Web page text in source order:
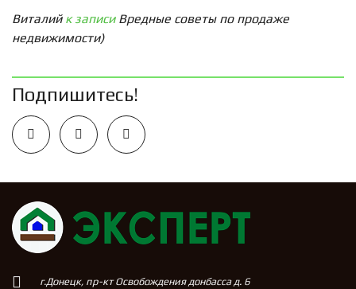
Виталийк записи Вредные советы по продаже
недвижимости)
Подпишитесь!
г.Донецк, пр-кт Освобождения донбасса д. 6